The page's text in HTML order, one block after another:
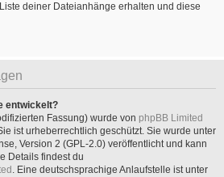
deiner Dateianhänge erhalten und diese
entwickelt?
Fassung) wurde von phpBB Limited
ist urheberrechtlich geschützt. Sie wurde unter
Version 2 (GPL-2.0) veröffentlicht und kann
Details findest du
. Eine deutschsprachige Anlaufstelle ist unter